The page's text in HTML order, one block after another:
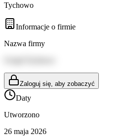
Tychowo
Informacje o firmie
Nazwa firmy
Zaloguj się, aby zobaczyć
Daty
Utworzono
26 maja 2026